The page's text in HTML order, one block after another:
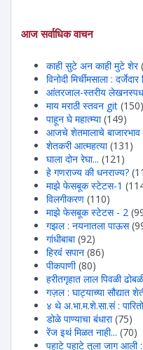
आज सर्वाधिक वाचन
काही सुटे अन काही मुटे शेर
विनोदी मिर्चीमसाला :
आंतरजाल-स्तरीय
माय मराठी स्तवन git (150)
पाहून घे महात्म्या (149)
आजचे शेतमालाचे बाजारभाव
शेतकरी आत्महत्या (131)
घाला दोन रेघा... (121)
हे गणराज्य की धनराज्य?
माझे फेसबूक स्टेटस-1
विलगीकरण (110)
माझे फेसबूक स्टेटस - 2
गझल : नयनातला पाऊस
गांधीबाबा (92)
हिरवंं सपान (86)
पीकपाणी (80)
हरीतगृहात लाल पिवळी
गज़ल : घाट्याच्या सौद्यात
४ थे अ.भा.म.शे.सा.सं :
डोळे पाण्याचा बंधारा (75)
रेंज इथं मिळत नाही... (70)
पहाटे पहाटे तुला जाग आली